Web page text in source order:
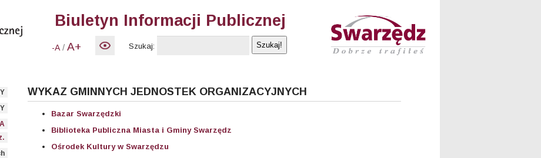
Biuletyn Informacji Publicznej
-A / A+ Szukaj:
WYKAZ GMINNYCH JEDNOSTEK ORGANIZACYJNYCH
Bazar Swarzędzki
Biblioteka Publiczna Miasta i Gminy Swarzędz
Ośrodek Kultury w Swarzędzu